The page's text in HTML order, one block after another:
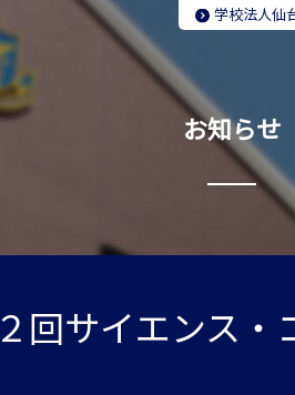
学校法人仙
お知らせ
回サイエンス・